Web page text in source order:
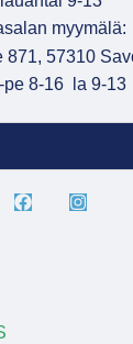
myymälä:
871, 57310
pe 8-16 la 9-13